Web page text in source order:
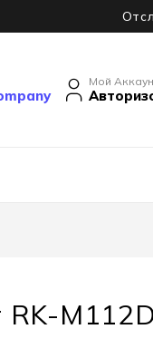
Мой
M112D